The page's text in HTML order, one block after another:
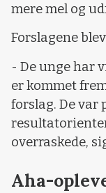
mere mel og
Forslagene
- De unge har
er kommet
forslag. De var
overraskede,
Aha-